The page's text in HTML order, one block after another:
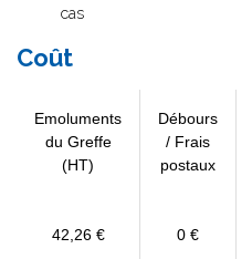
cas
Coût
Emoluments
du Greffe
(HT)
Débours
/ Frais
postaux
42,26 € 0 €